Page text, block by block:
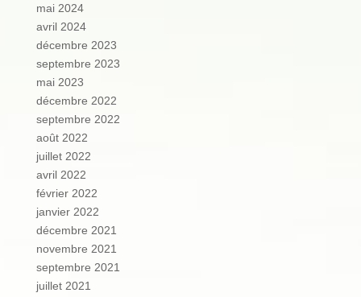
mai 2024
avril 2024
décembre 2023
septembre 2023
mai 2023
décembre 2022
septembre 2022
août 2022
juillet 2022
avril 2022
février 2022
janvier 2022
décembre 2021
novembre 2021
septembre 2021
juillet 2021